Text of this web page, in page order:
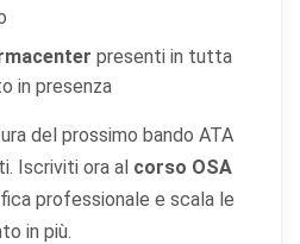
presenti in tutta
in presenza
del prossimo bando ATA
Iscriviti ora al corso OSA
professionale e scala le
in più.